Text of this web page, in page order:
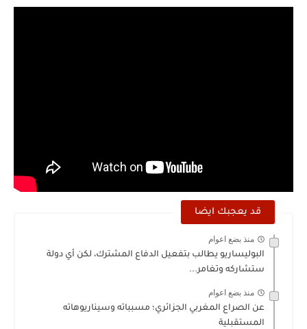
قد يعجبك ايضا
منذ بضع اعوام
البوليساريو يطالب بتفعيل الدفاع المشترك، لكن أي دولة
ستشاركه وتغامر...
منذ بضع اعوام
عن الصراع المغربي الجزائري؛ مسبباته وسيناريوهاته
المستقبلية